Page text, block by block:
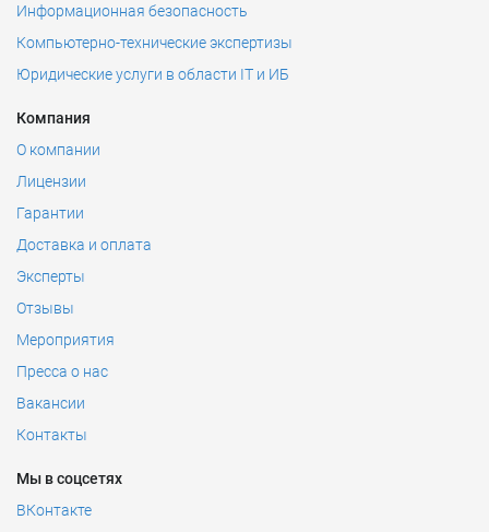
Информационная безопасность
Компьютерно-технические экспертизы
Юридические услуги в области IT и ИБ
Компания
О компании
Лицензии
Гарантии
Доставка и оплата
Эксперты
Отзывы
Мероприятия
Пресса о нас
Вакансии
Контакты
Мы в соцсетях
ВКонтакте